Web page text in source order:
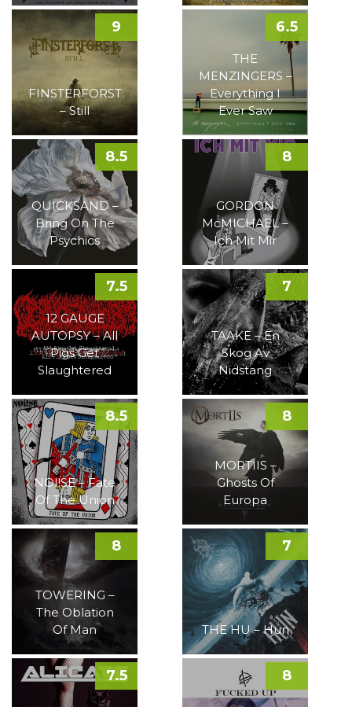
FINSTERFORST
– Still
9
THE
MENZINGERS –
Everything I
Ever Saw
6.5
QUICKSAND –
Bring On The
Psychics
8.5
GORDON
McMICHAEL –
Ich Mit Mir
8
12 GAUGE
AUTOPSY – All
Pigs Get
Slaughtered
7.5
TAAKE – En
Skog Av
Nidstang
7
NOI!SE – Fate
Of The Union
8.5
MORTIIS –
Ghosts Of
Europa
8
TOWERING –
The Oblation
Of Man
8
THE HU – Hun
7
7.5 8